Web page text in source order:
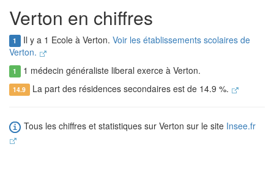
Verton en chiffres
1 Il y a 1 Ecole à Verton. Voir les établissements scolaires de
Verton.
1 1 médecin généraliste liberal exerce à Verton.
14.9 La part des résidences secondaires est de 14.9 %.
Tous les chiffres et statistiques sur Verton sur le site Insee.fr